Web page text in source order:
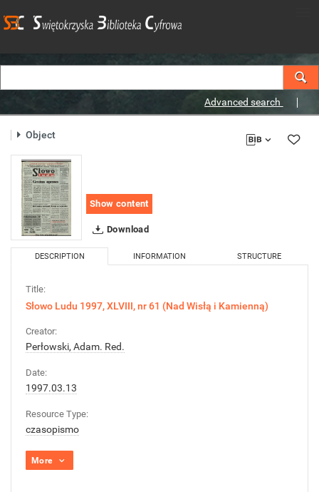
Advanced search
Object
Show content
Download
DESCRIPTION INFORMATION STRUCTURE
Title:
Słowo Ludu 1997, XLVIII, nr 61 (Nad Wisłą i Kamienną)
Creator:
Perłowski, Adam. Red.
Date:
1997.03.13
Resource Type:
czasopismo
More